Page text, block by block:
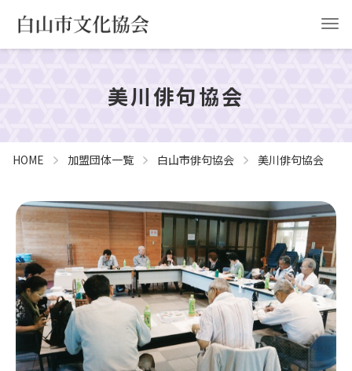
協会申請
YouTube
白山市文化協会について
美川俳句協会
HOME 加盟団体一覧 白山市俳句協会 美川俳句協会